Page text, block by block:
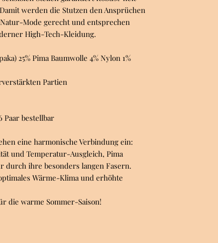
werden die Stutzen den Ansprüchen
Mode gerecht und entsprechen
High-Tech-Kleidung.
25% Pima Baumwolle 4% Nylon 1%
Partien
Paar bestellbar
eine harmonische Verbindung ein:
und Temperatur-Ausgleich, Pima
durch ihre besonders langen Fasern.
Wärme-Klima und erhöhte
die warme Sommer-Saison!